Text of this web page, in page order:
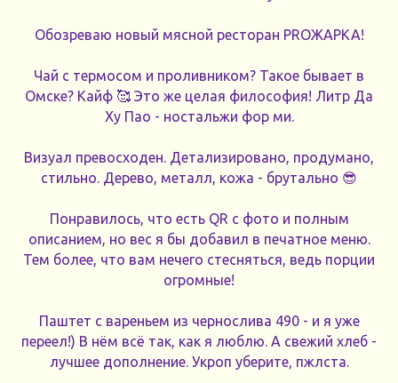
Обозреваю новый мясной ресторан PROЖАРКА!
Чай с термосом и проливником? Такое бывает в
Омске? Кайф 🥰 Это же целая философия! Литр Да
Ху Пао - ностальжи фор ми.
Визуал превосходен. Детализировано, продумано,
стильно. Дерево, металл, кожа - брутально 😎
Понравилось, что есть QR с фото и полным
описанием, но вес я бы добавил в печатное меню.
Тем более, что вам нечего стесняться, ведь порции
огромные!
Паштет с вареньем из чернослива 490 - и я уже
переел!) В нём всё так, как я люблю. А свежий хлеб -
лучшее дополнение. Укроп уберите, пжлста.